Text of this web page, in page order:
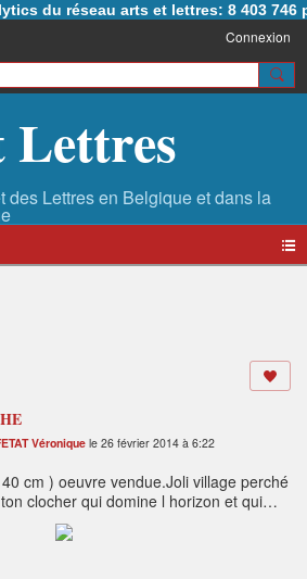
du réseau arts et lettres: 8 403 746
Connexion
Véronique le 26 février 2014 à 6:22
cm ) oeuvre vendue.Joli village perché
clocher qui domine l horizon et qui
faire sonner sa cloche inspirée par la